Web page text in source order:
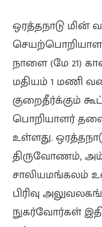
ஒரத்தநாடு மின்
நாளை (மே 21)
மதியம் 1 மணி
குறைதீர்க்கும்
பொறியாளர்
உள்ளது.
திருவோணம்,
சாலியமங்கலம்
பிரிவு
நுகர்வோர்கள்